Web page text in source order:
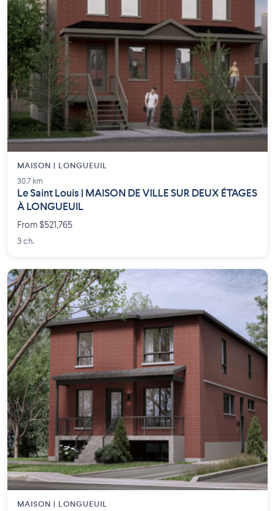
MAISON | LONGUEUIL
30.7 km
Le Saint Louis | MAISON DE VILLE SUR DEUX ÉTAGES
À LONGUEUIL
From $521,765
3 ch.
MAISON | LONGUEUIL